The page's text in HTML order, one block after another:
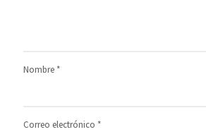
Nombre *
Correo electrónico *